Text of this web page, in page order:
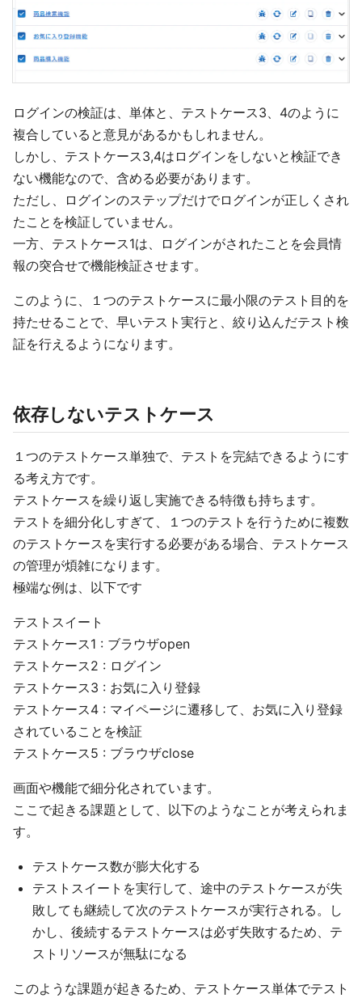
ログインの検証は、単体と、テストケース3、4のように
複合していると意見があるかもしれません。
しかし、テストケース3,4はログインをしないと検証でき
ない機能なので、含める必要があります。
ただし、ログインのステップだけでログインが正しくされ
たことを検証していません。
一方、テストケース1は、ログインがされたことを会員情
報の突合せで機能検証させます。
このように、１つのテストケースに最小限のテスト目的を
持たせることで、早いテスト実行と、絞り込んだテスト検
証を行えるようになります。
依存しないテストケース
１つのテストケース単独で、テストを完結できるようにす
る考え方です。
テストケースを繰り返し実施できる特徴も持ちます。
テストを細分化しすぎて、１つのテストを行うために複数
のテストケースを実行する必要がある場合、テストケース
の管理が煩雑になります。
極端な例は、以下です
テストスイート
テストケース1 : ブラウザopen
テストケース2 : ログイン
テストケース3 : お気に入り登録
テストケース4 : マイページに遷移して、お気に入り登録
されていることを検証
テストケース5 : ブラウザclose
画面や機能で細分化されています。
ここで起きる課題として、以下のようなことが考えられま
す。
テストケース数が膨大化する
テストスイートを実行して、途中のテストケースが失
敗しても継続して次のテストケースが実行される。し
かし、後続するテストケースは必ず失敗するため、テ
ストリソースが無駄になる
このような課題が起きるため、テストケース単体でテスト